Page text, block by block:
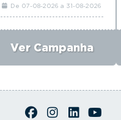
De 07-08-2026 a 31-08-2026
Ver Campanha